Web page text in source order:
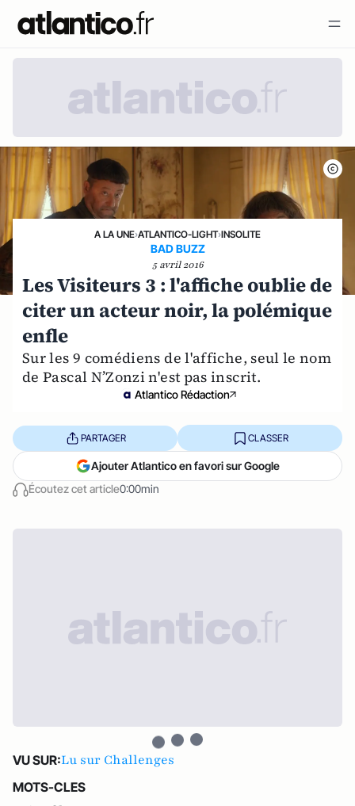
A LA UNE›ATLANTICO-LIGHT›INSOLITE
BAD BUZZ
5 avril 2016
Les Visiteurs 3 : l'affiche oublie de
citer un acteur noir, la polémique
enfle
Sur les 9 comédiens de l'affiche, seul le nom
de Pascal N’Zonzi n'est pas inscrit.
Atlantico Rédaction
Écoutez cet article0:00min
PARTAGER CLASSER
Ajouter Atlantico en favori sur Google
VU SUR:Lu sur Challenges
MOTS-CLES